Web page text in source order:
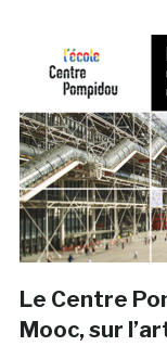
Le Centre
Mooc, sur